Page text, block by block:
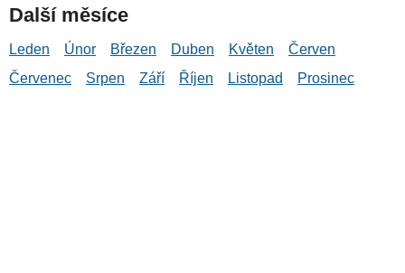
Další měsíce
Leden Únor Březen Duben Květen
Červen
Červenec
Srpen Září Říjen Listopad Prosinec